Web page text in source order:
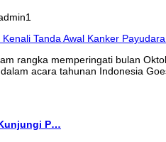
rangka memperingati bulan
acara tahunan Indonesia
P…